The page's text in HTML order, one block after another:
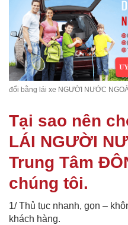
đổi bằng lái xe NGƯỜI NƯỚC
Tại sao nên
LÁI NGƯỜI
Trung Tâm
chúng tôi.
1/ Thủ tục nhanh, gọn –
khách hàng.